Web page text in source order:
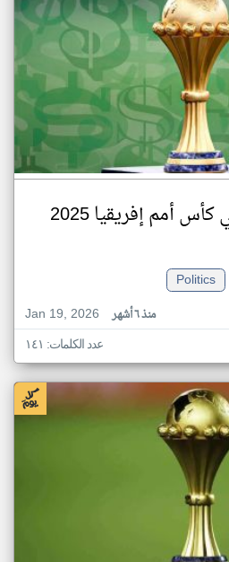
أمم إفريقيا 2025
Politics
Jan 19, 2026
منذ ٦ أشهر
عدد الكلمات: ١٤١